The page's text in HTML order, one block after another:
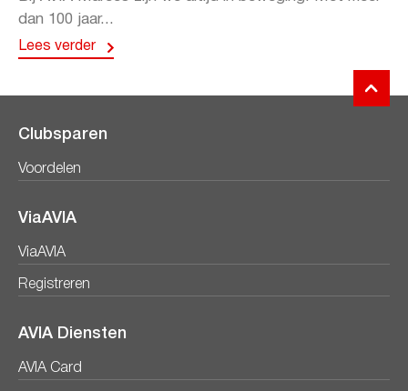
dan 100 jaar...
Lees verder
Clubsparen
Voordelen
ViaAVIA
ViaAVIA
Registreren
AVIA Diensten
AVIA Card